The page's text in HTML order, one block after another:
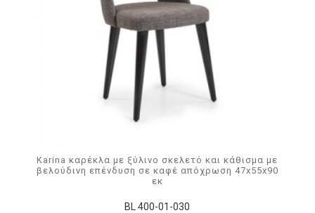
BL 400-01-030
Karina καρέκλα με ξύλινο σκελετό και κάθισμα με
βελούδινη επένδυση σε καφέ απόχρωση 47x55x90
εκ